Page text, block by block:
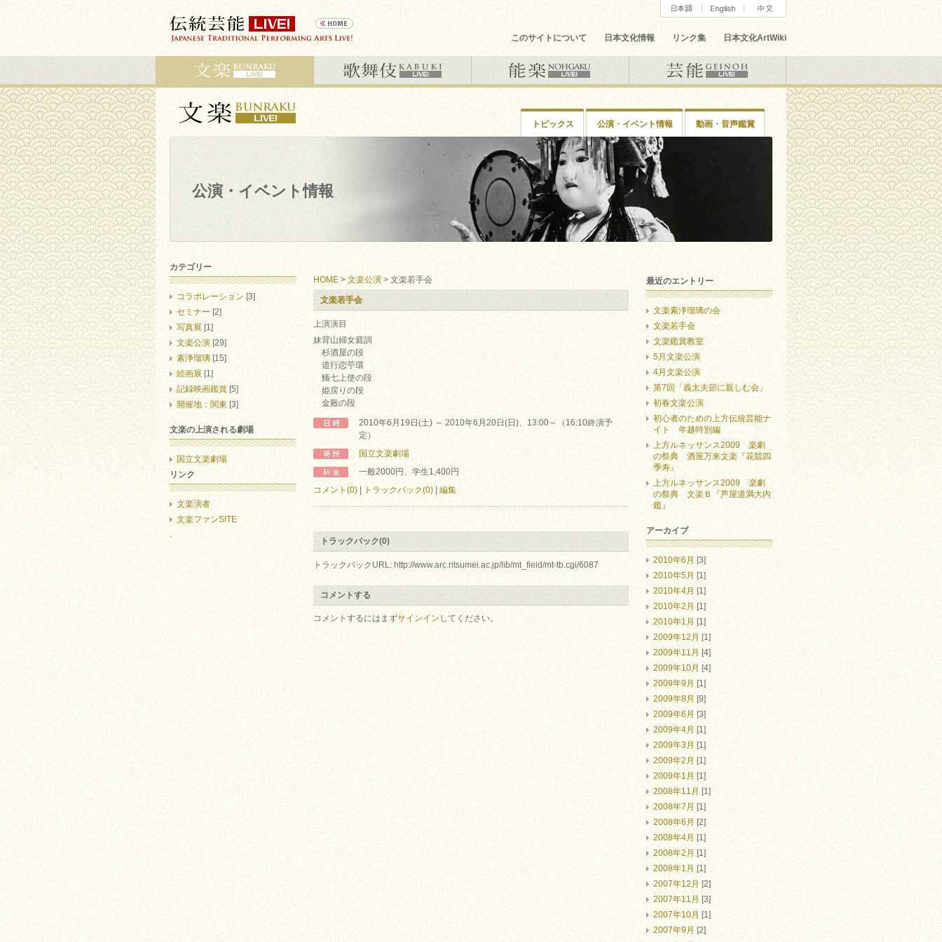
このサイトについて 日本文化情報 リンク集 日本文化ArtWiki
トピックス 公演・イベント情報 動画・音声鑑賞
公演・イベント情報
HOME > 文楽公演 > 文楽若手会
文楽若手会
上演演目
妹背山婦女庭訓
杉酒屋の段
道行恋苧環
鱶七上使の段
姫戻りの段
金殿の段
2010年6月19日(土) ～ 2010年6月20日(日)、13:00～（16:10終演予
定）
国立文楽劇場
一般2000円、学生1,400円
コメント(0)
トラックバック(0) 編集
トラックバック(0)
トラックバックURL: http://www.arc.ritsumei.ac.jp/lib/mt_field/mt-tb.cgi/6087
コメントする
コメントするにはまずサインイン してください。
カテゴリー
コラボレーション [3]
セミナー [2]
写真展 [1]
文楽公演 [29]
素浄瑠璃 [15]
絵画展 [1]
記録映画鑑賞 [5]
開催地：関東 [3]
文楽の上演される劇場
国立文楽劇場
リンク
文楽演者
文楽ファンSITE
.
最近のエントリー
文楽素浄瑠璃の会
文楽若手会
文楽鑑賞教室
5月文楽公演
4月文楽公演
第7回「義太夫節に親しむ会」
初春文楽公演
初心者のための上方伝統芸能ナ
イト 年越特別編
上方ルネッサンス2009 楽劇
の祭典 酒屋万来文楽『花競四
季寿』
上方ルネッサンス2009 楽劇
の祭典 文楽Ｂ『芦屋道満大内
鑑』
アーカイブ
2010年6月 [3]
2010年5月 [1]
2010年4月 [1]
2010年2月 [1]
2010年1月 [1]
2009年12月 [1]
2009年11月 [4]
2009年10月 [4]
2009年9月 [1]
2009年8月 [9]
2009年6月 [3]
2009年4月 [1]
2009年3月 [1]
2009年2月 [1]
2009年1月 [1]
2008年11月 [1]
2008年7月 [1]
2008年6月 [2]
2008年4月 [1]
2008年2月 [1]
2008年1月 [1]
2007年12月 [2]
2007年11月 [3]
2007年10月 [1]
2007年9月 [2]